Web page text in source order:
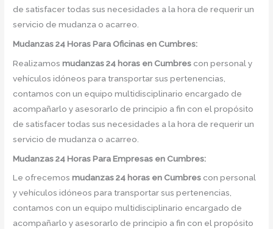
de satisfacer todas sus necesidades a la hora de requerir un
servicio de mudanza o acarreo.
Mudanzas 24 Horas Para Oficinas en Cumbres:
Realizamosmudanzas 24 horas en Cumbres con personal y
vehículos idóneos para transportar sus pertenencias,
contamos con un equipo multidisciplinario encargado de
acompañarlo y asesorarlo de principio a fin con el propósito
de satisfacer todas sus necesidades a la hora de requerir un
servicio de mudanza o acarreo.
Mudanzas 24 Horas Para Empresas en Cumbres:
Le ofrecemosmudanzas 24 horas en Cumbres con personal
y vehículos idóneos para transportar sus pertenencias,
contamos con un equipo multidisciplinario encargado de
acompañarlo y asesorarlo de principio a fin con el propósito